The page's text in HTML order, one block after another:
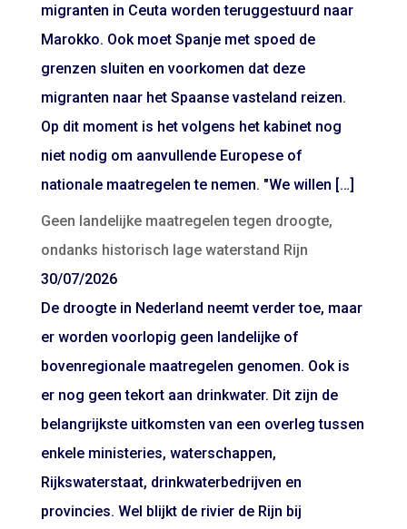
migranten in Ceuta worden teruggestuurd naar
Marokko. Ook moet Spanje met spoed de
grenzen sluiten en voorkomen dat deze
migranten naar het Spaanse vasteland reizen.
Op dit moment is het volgens het kabinet nog
niet nodig om aanvullende Europese of
nationale maatregelen te nemen. "We willen […]
Geen landelijke maatregelen tegen droogte,
ondanks historisch lage waterstand Rijn
30/07/2026
De droogte in Nederland neemt verder toe, maar
er worden voorlopig geen landelijke of
bovenregionale maatregelen genomen. Ook is
er nog geen tekort aan drinkwater. Dit zijn de
belangrijkste uitkomsten van een overleg tussen
enkele ministeries, waterschappen,
Rijkswaterstaat, drinkwaterbedrijven en
provincies. Wel blijkt de rivier de Rijn bij